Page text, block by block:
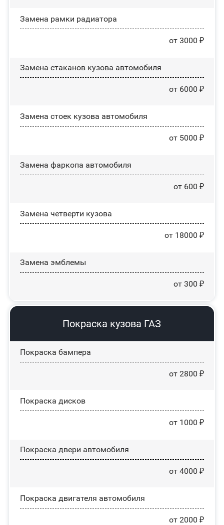
Замена рамки радиатора
от 3000 ₽
Замена стаканов кузова автомобиля
от 6000 ₽
Замена стоек кузова автомобиля
от 5000 ₽
Замена фаркопа автомобиля
от 600 ₽
Замена четверти кузова
от 18000 ₽
Замена эмблемы
от 300 ₽
Покраска кузова ГАЗ
Покраска бампера
от 2800 ₽
Покраска дисков
от 1000 ₽
Покраска двери автомобиля
от 4000 ₽
Покраска двигателя автомобиля
от 2000 ₽